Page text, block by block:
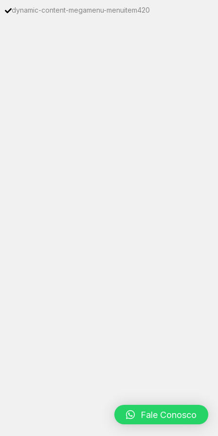
dynamic-content-megamenu-menuitem420
Fale Conosco